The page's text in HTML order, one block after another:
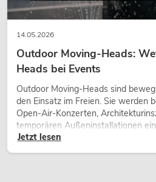
14.05.2026
Outdoor Moving-Heads:
Heads bei Events
Outdoor Moving-Heads sind
den Einsatz im Freien. Sie werden
Open-Air-Konzerten,
temporären Außeninstallationen
Jetzt lesen